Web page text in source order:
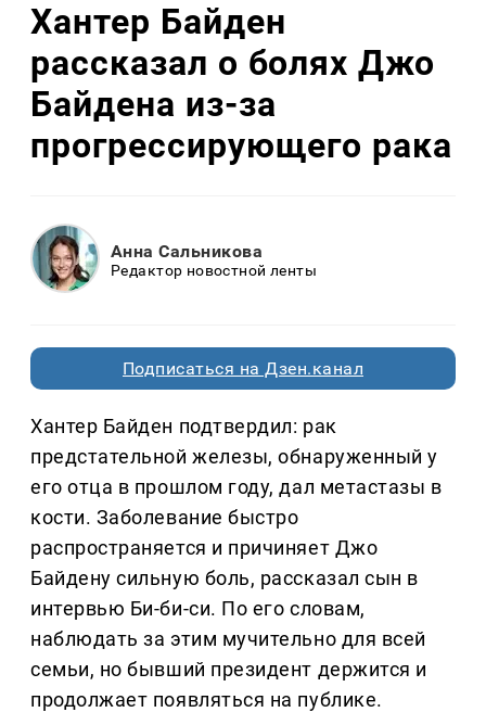
Хантер Байден
рассказал о болях Джо
Байдена из-за
прогрессирующего рака
Анна Сальникова
Редактор новостной ленты
Подписаться на Дзен.канал
Хантер Байден подтвердил: рак
предстательной железы, обнаруженный у
его отца в прошлом году, дал метастазы в
кости. Заболевание быстро
распространяется и причиняет Джо
Байдену сильную боль, рассказал сын в
интервью Би-би-си. По его словам,
наблюдать за этим мучительно для всей
семьи, но бывший президент держится и
продолжает появляться на публике.